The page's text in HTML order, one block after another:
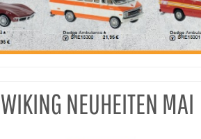
WIKING NEUHEITEN MAI